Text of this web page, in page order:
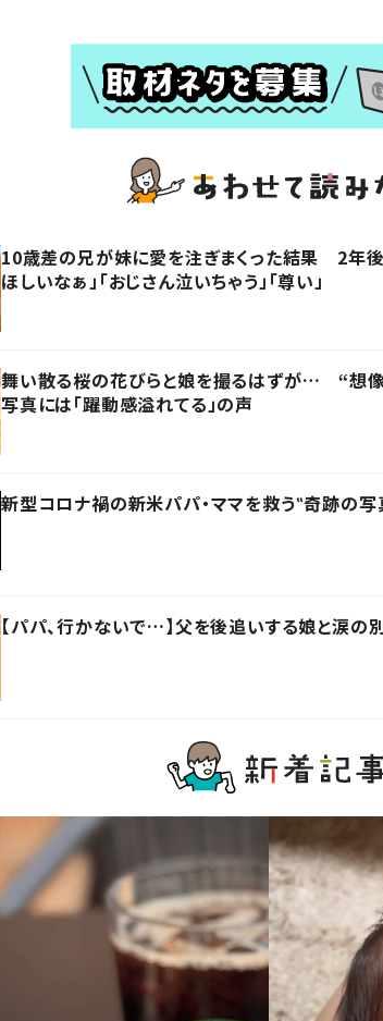
10歳差の兄が妹に愛を注ぎまくった結果 2年後
ほしいなぁ」「おじさん泣いちゃう」「尊い」
舞い散る桜の花びらと娘を撮るはずが… “想像
写真には「躍動感溢れてる」の声
新型コロナ禍の新米パパ・ママを救う‟奇跡の写
【パパ、行かないで…】父を後追いする娘と涙の